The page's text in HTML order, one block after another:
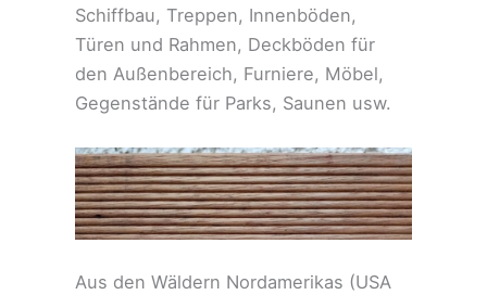
Schiffbau, Treppen, Innenböden,
Türen und Rahmen, Deckböden für
den Außenbereich, Furniere, Möbel,
Gegenstände für Parks, Saunen usw.
Aus den Wäldern Nordamerikas (USA